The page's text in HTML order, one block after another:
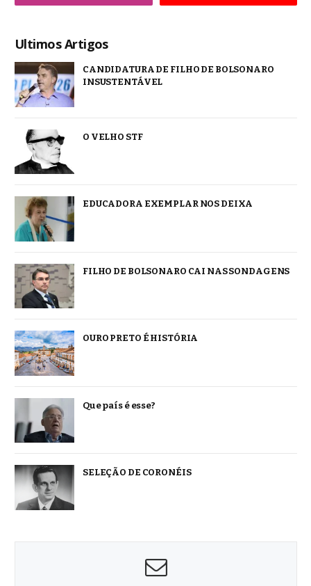
Ultimos Artigos
CANDIDATURA DE FILHO DE BOLSONARO
INSUSTENTÁVEL
O VELHO STF
EDUCADORA EXEMPLAR NOS DEIXA
FILHO DE BOLSONARO CAI NAS SONDAGENS
OURO PRETO É HISTÓRIA
Que país é esse?
SELEÇÃO DE CORONÉIS